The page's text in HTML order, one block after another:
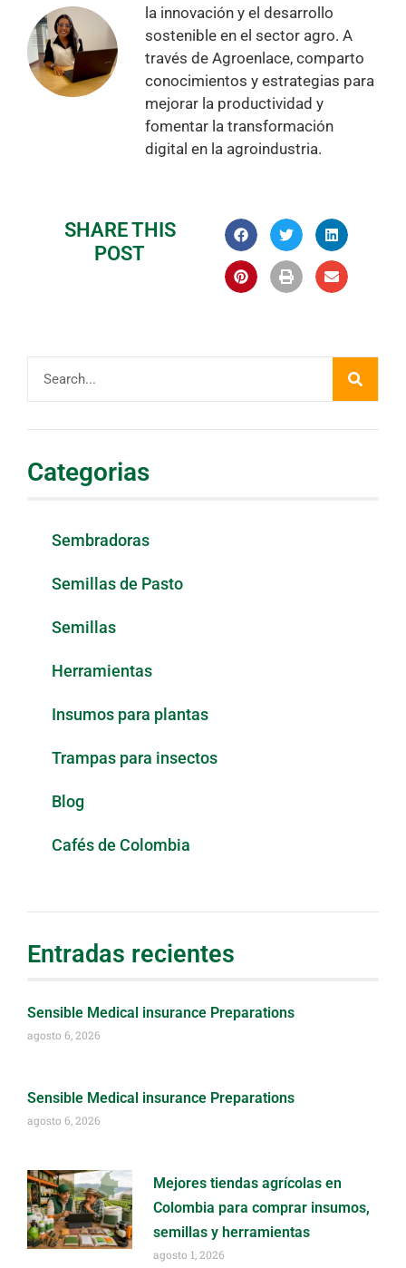
la innovación y el desarrollo
sostenible en el sector agro. A
través de Agroenlace, comparto
conocimientos y estrategias para
mejorar la productividad y
fomentar la transformación
digital en la agroindustria.
SHARE THIS
POST
Categorias
Sembradoras
Semillas de Pasto
Semillas
Herramientas
Insumos para plantas
Trampas para insectos
Blog
Cafés de Colombia
Entradas recientes
Sensible Medical insurance Preparations
agosto 6, 2026
Sensible Medical insurance Preparations
agosto 6, 2026
Mejores tiendas agrícolas en
Colombia para comprar insumos,
semillas y herramientas
agosto 1, 2026